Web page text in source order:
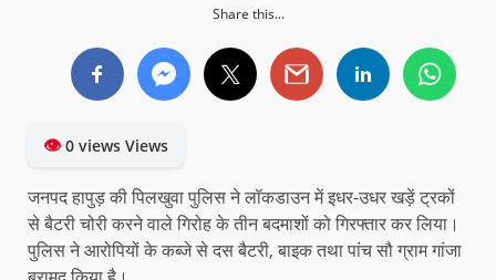
Share this...
👁0 views Views
जनपद हापुड़ की पिलखुवा पुलिस ने लॉकडाउन में इधर-उधर खड़ें ट्रकों
से बैटरी चोरी करने वाले गिरोह के तीन बदमाशों को गिरफ्तार कर लिया।
पुलिस ने आरोपियों के कब्जे से दस बैटरी, बाइक तथा पांच सौ ग्राम गांजा